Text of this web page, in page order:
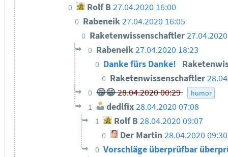
0 Rolf B27.04.2020 16:00
0 Rabeneik27.04.2020 16:05
0 Raketenwissenschaftler
0 Rabeneik27.04.2020 18:23
0 Danke fürs Danke!
0 Raketenwissenschaftler
0 😁😁28.04.2020 00:29 humor
1 dedlfix28.04.2020 07:08
1 Rolf B28.04.2020 09:07
0 Der Martin 28.04.2020 09:30
0 Vorschläge überprüfbar